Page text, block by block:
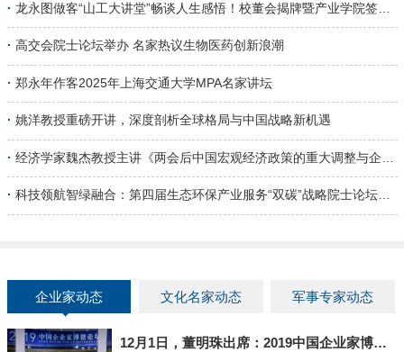
悟》为题作精彩报告，为师生们带来一场深刻的
山东工程职业技术大学校董会揭牌仪式，以及数
学校举办者、三庆实业集团董事长吴立春主持活
结合自身丰富的人生阅历与中国入世谈判的波澜
词，深情分享了其凝结毕生智慧的人生感悟。 01
龙永图开宗明义，将"感恩"置于首位。他深情讲
· 龙永图做客“山工大讲堂”畅谈人生感悟！校董会揭牌暨产业学院签约仪式同期举行
· 高交会院士论坛举办 名家热议生物医药创新浪潮
· 郑永年作客2025年上海交通大学MPA名家讲坛
· 姚洋教授重磅开讲，深度剖析全球格局与中国战略新机遇
· 经济学家魏杰教授主讲《两会后中国宏观经济政策的重大调整与企业机遇》专题讲座
· 科技领航智绿融合：第四届生态环保产业服务“双碳”战略院士论坛举行
企业家动态 文化名家动态 军事专家动态
12月1日，董明珠出席：2019中国企业家博鳌论坛"